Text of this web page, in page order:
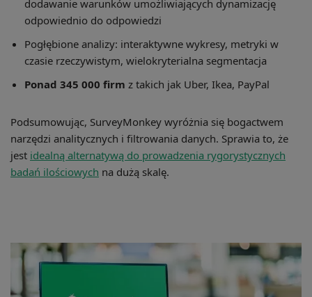
dodawanie warunków umożliwiających dynamizację
odpowiednio do odpowiedzi
Pogłębione analizy: interaktywne wykresy, metryki w
czasie rzeczywistym, wielokryterialna segmentacja
Ponad 345 000 firm z takich jak Uber, Ikea, PayPal
Podsumowując, SurveyMonkey wyróżnia się bogactwem
narzędzi analitycznych i filtrowania danych. Sprawia to, że
jest idealną alternatywą do prowadzenia rygorystycznych
badań ilościowych na dużą skalę.